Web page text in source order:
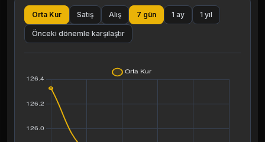
Orta Kur Satış Alış 7 gün 1 ay 1 yıl
Önceki dönemle karşılaştır